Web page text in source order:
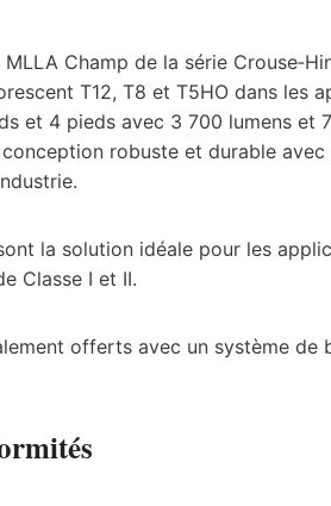
Champ de la série
T12, T8 et T5HO dans les
et 4 pieds avec 3 700 lumens et
robuste et durable
la solution idéale pour les
Classe I et II.
offerts avec un système